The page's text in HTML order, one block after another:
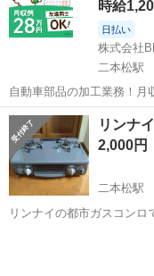
時給
日払い
株式会社
二本松駅
自動車部品の加工業務！
★日払い制度あり！食堂利
直接雇用のチャンスあり★《福島県二本
自動車部品の加工業務◇...
福島 二本松市 二
リンナ
2,000円
二本松駅
リンナイの都市ガスコンロです。 型式 KSR561DGR